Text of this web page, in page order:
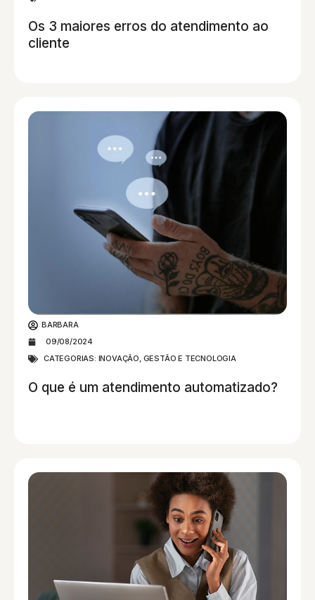
Os 3 maiores erros do atendimento ao
cliente
BARBARA
09/08/2024
CATEGORIAS: INOVAÇÃO, GESTÃO E TECNOLOGIA
O que é um atendimento automatizado?